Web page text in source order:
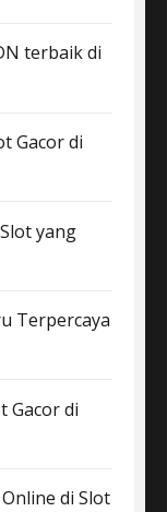
terbaik di
Gacor di
yang
Terpercaya
Gacor di
di Slot